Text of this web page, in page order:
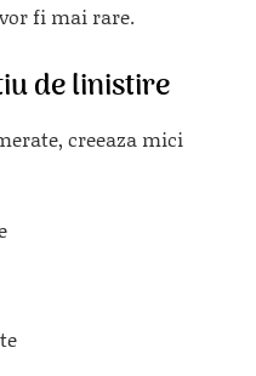
fi mai rare.
de linistire
creeaza mici